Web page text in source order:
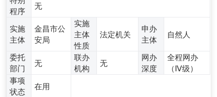
程序
无
实施
主体
金昌市公
安局
实施
主体
性质
法定机关
申办
主体
自然人
委托
部门
无
联办
机构
无
网办
深度
全程网办
（Ⅳ级）
事项
状态
在用